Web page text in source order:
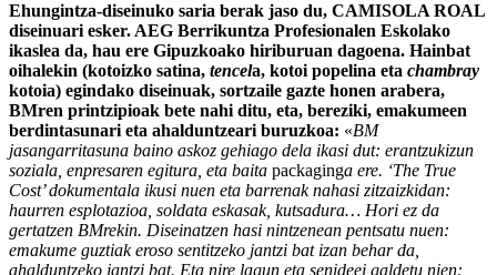
Ehungintza-diseinuko saria berak jaso du, CAMISOLA ROAL
diseinuari esker. AEG Berrikuntza Profesionalen Eskolako
ikaslea da, hau ere Gipuzkoako hiriburuan dagoena. Hainbat
oihalekin (kotoizko satina, tencela, kotoi popelina eta chambray
kotoia) egindako diseinuak, sortzaile gazte honen arabera,
BMren printzipioak bete nahi ditu, eta, bereziki, emakumeen
berdintasunari eta ahalduntzeari buruzkoa: «BM
jasangarritasuna baino askoz gehiago dela ikasi dut: erantzukizun
soziala, enpresaren egitura, eta baita packaginga ere. ‘The True
Cost’ dokumentala ikusi nuen eta barrenak nahasi zitzaizkidan:
haurren esplotazioa, soldata eskasak, kutsadura… Hori ez da
gertatzen BMrekin. Diseinatzen hasi nintzenean pentsatu nuen:
emakume guztiak eroso sentitzeko jantzi bat izan behar da,
ahalduntzeko jantzi bat. Eta nire lagun eta senideei galdetu nien: